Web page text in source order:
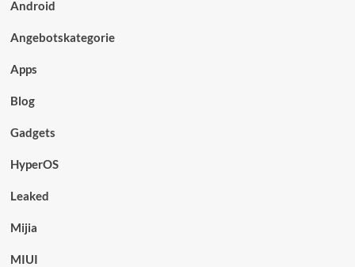
Android
Angebotskategorie
Apps
Blog
Gadgets
HyperOS
Leaked
Mijia
MIUI